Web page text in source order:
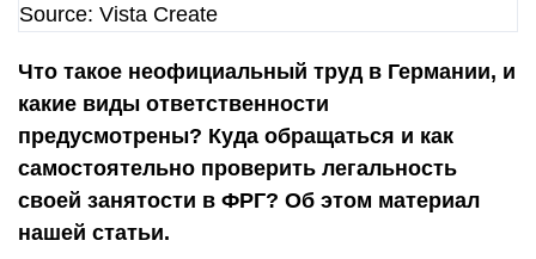
Source: Vista Create
Что такое неофициальный труд в Германии, и
какие виды ответственности
предусмотрены? Куда обращаться и как
самостоятельно проверить легальность
своей занятости в ФРГ? Об этом материал
нашей статьи.